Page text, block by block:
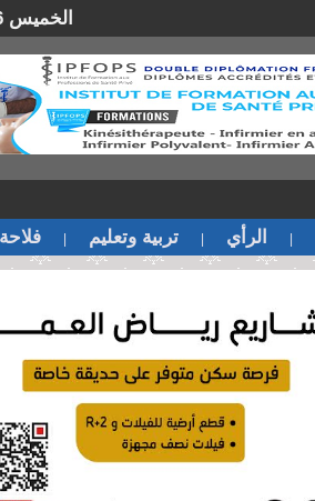
الخميس 6 غشت 2026
الرأي تربية وتعليم فلاحة